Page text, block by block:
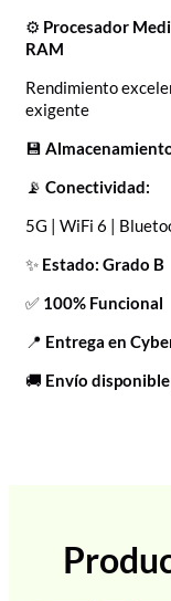
⚙️ Procesador
RAM
Rendimiento
exigente
💾
📡 Conectividad:
5G | WiFi 6 |
✨ Estado: Grado B
✅ 100% Funcional
📍 Entrega en
🚚 Envío